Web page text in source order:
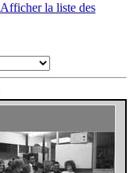
Afficher la liste des